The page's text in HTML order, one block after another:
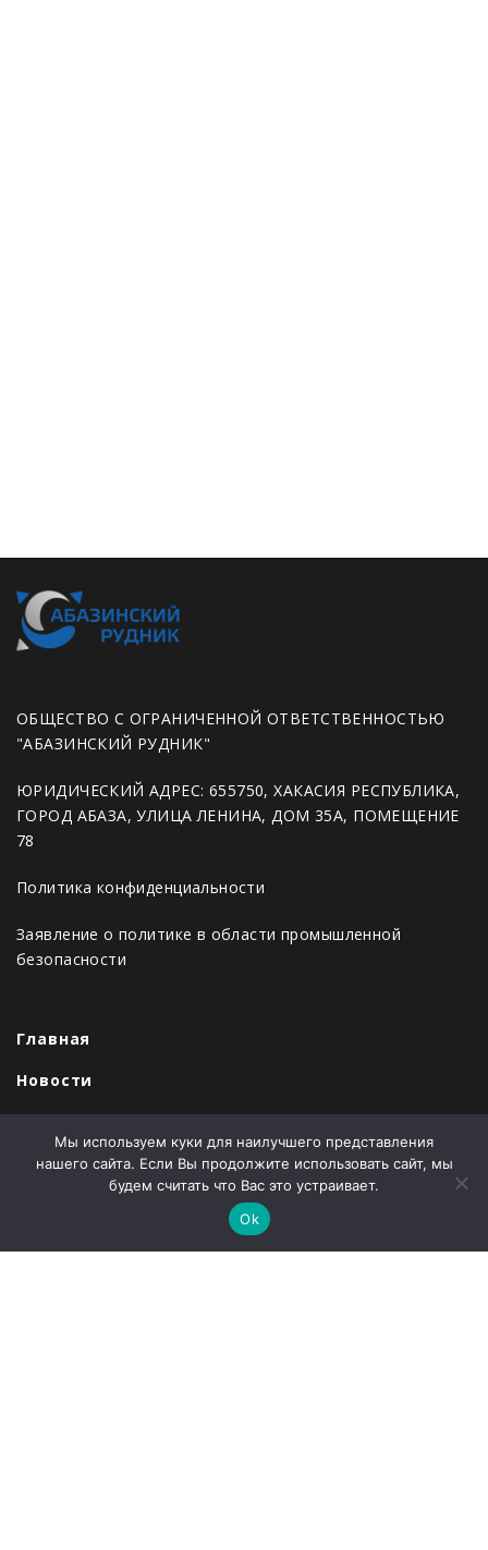
ОБЩЕСТВО С ОГРАНИЧЕННОЙ ОТВЕТСТВЕННОСТЬЮ
"АБАЗИНСКИЙ РУДНИК"
ЮРИДИЧЕСКИЙ АДРЕС: 655750, ХАКАСИЯ РЕСПУБЛИКА,
ГОРОД АБАЗА, УЛИЦА ЛЕНИНА, ДОМ 35А, ПОМЕЩЕНИЕ
78
Политика конфиденциальности
Заявление о политике в области промышленной
безопасности
Главная
Новости
Продукция
Закупки
Мы используем куки для наилучшего представления
нашего сайта. Если Вы продолжите использовать сайт, мы
будем считать что Вас это устраивает.
Ok